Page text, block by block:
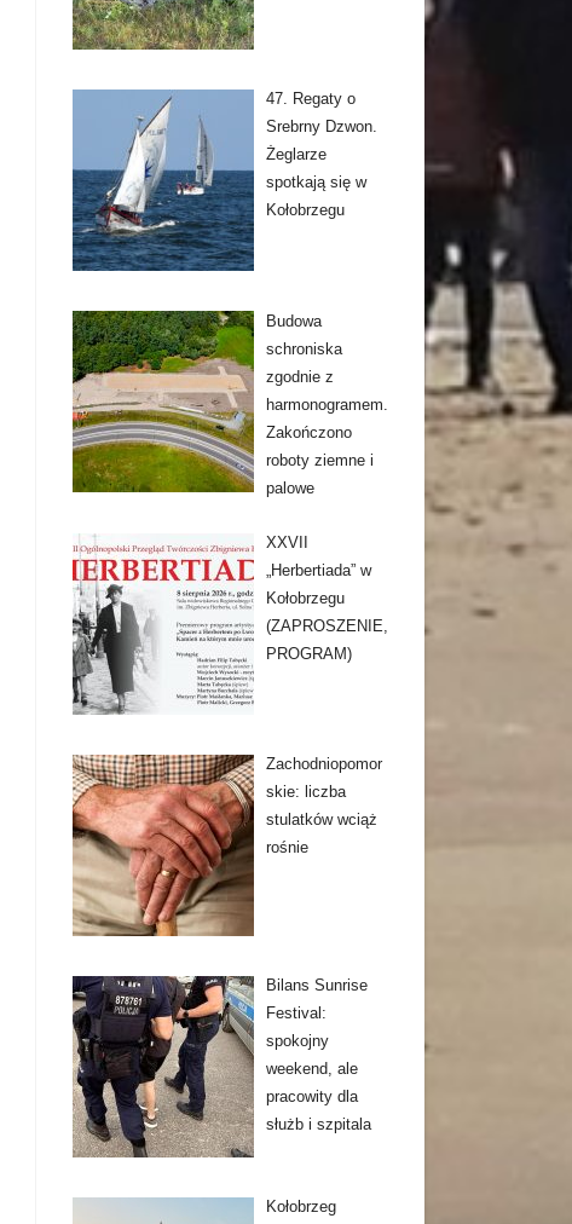
47. Regaty o
Srebrny Dzwon.
Żeglarze
spotkają się w
Kołobrzegu
Budowa
schroniska
zgodnie z
harmonogramem.
Zakończono
roboty ziemne i
palowe
XXVII
„Herbertiada” w
Kołobrzegu
(ZAPROSZENIE,
PROGRAM)
Zachodniopomor
skie: liczba
stulatków wciąż
rośnie
Bilans Sunrise
Festival:
spokojny
weekend, ale
pracowity dla
służb i szpitala
Kołobrzeg